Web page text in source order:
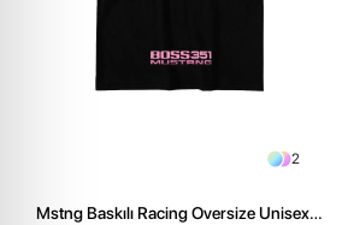
2
Mstng Baskılı Racing Oversize Unisex